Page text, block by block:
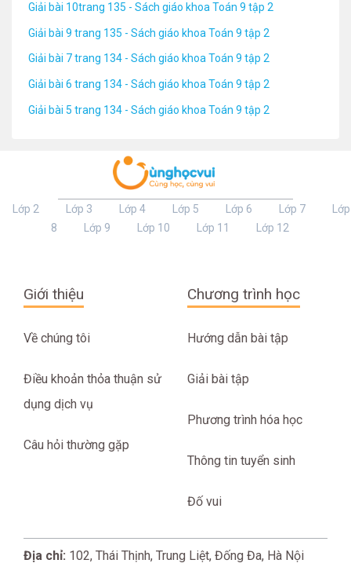
Giải bài 10trang 135 - Sách giáo khoa Toán 9 tập 2
Giải bài 9 trang 135 - Sách giáo khoa Toán 9 tập 2
Giải bài 7 trang 134 - Sách giáo khoa Toán 9 tập 2
Giải bài 6 trang 134 - Sách giáo khoa Toán 9 tập 2
Giải bài 5 trang 134 - Sách giáo khoa Toán 9 tập 2
Lớp 2 Lớp 3 Lớp 4 Lớp 5 Lớp 6 Lớp 7
Lớp
8
Lớp 9 Lớp 10 Lớp 11 Lớp 12
Giới thiệu
Về chúng tôi
Điều khoản thỏa thuận sử
dụng dịch vụ
Câu hỏi thường gặp
Chương trình học
Hướng dẫn bài tập
Giải bài tập
Phương trình hóa học
Thông tin tuyển sinh
Đố vui
Địa chỉ: 102, Thái Thịnh, Trung Liệt, Đống Đa, Hà Nội